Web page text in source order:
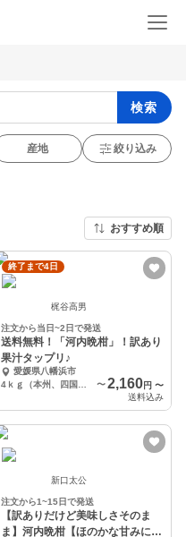
検索
産地 絞り込み
おすすめ順
終了まで4日
梶谷高男
注文から当日~2日で発送
送料無料！「河内晩柑」！訳あり
果汁タップリ♪
愛媛県八幡浜市
〜2,160円 〜
送料込み
新口太公
注文から1~15日で発送
【訳ありだけど美味しさそのま
ま】河内晩柑【ほのかな甘みに爽